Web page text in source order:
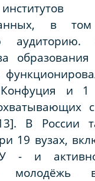
в
Конфуция и 1
В России
19 вузах,
- и
молодёжь